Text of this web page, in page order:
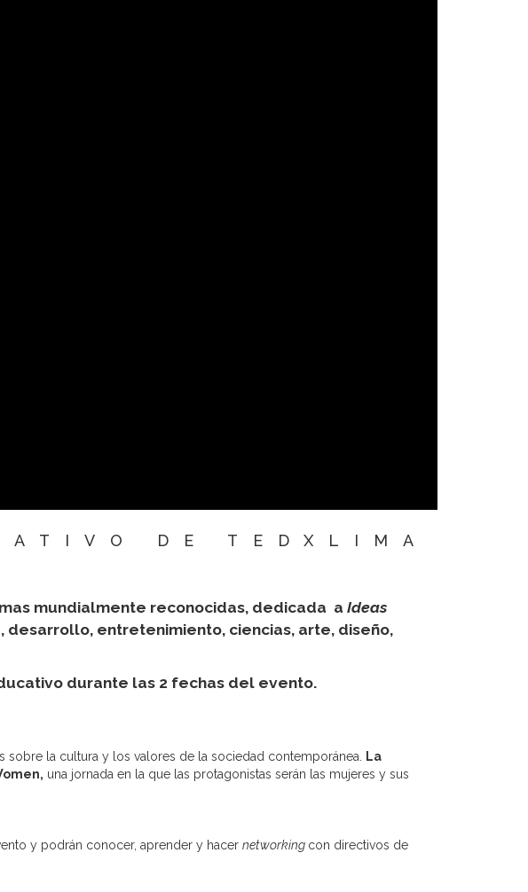
DE TEDXLIMA
mundialmente reconocidas, dedicada a Ideas
entretenimiento, ciencias, arte, diseño,
durante las 2 fechas del evento.
la cultura y los valores de la sociedad contemporánea. La
una jornada en la que las protagonistas serán las mujeres y sus
y podrán conocer, aprender y hacer networking con directivos de